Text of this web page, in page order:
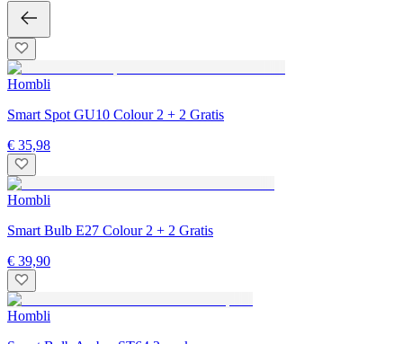
Hombli
Smart Spot GU10 Colour 2 + 2 Gratis
€ 35,98
Hombli
Smart Bulb E27 Colour 2 + 2 Gratis
€ 39,90
Hombli